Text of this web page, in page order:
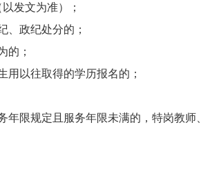
发文为准）；
、政纪处分的；
的；
用以往取得的学历报名的；
限规定且服务年限未满的，特岗教师